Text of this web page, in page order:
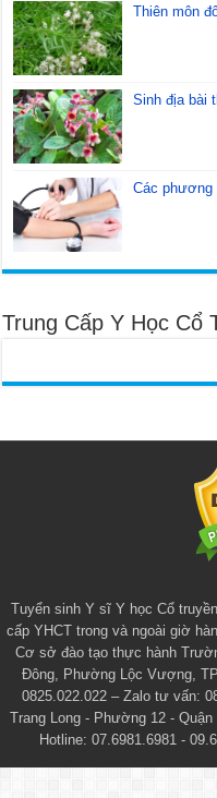
Thiên môn
Sinh địa bài
Các phương
Trung Cấp Y Học Cổ
Tuyển sinh Y sĩ Y học Cổ
cấp YHCT trong và ngoài giờ
Cơ sở đào tạo thực hành
Đông, Phường Lộc Vượng,
0825.022.022 – Zalo tư vấn:
Trang Long - Phường 12 -
Hotline: 07.6981.6981 -